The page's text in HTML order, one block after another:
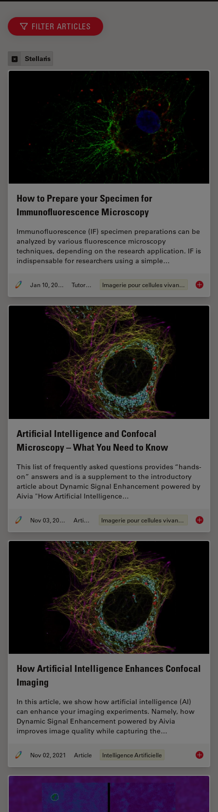
FILTER ARTICLES
Stellaris
How to Prepare your Specimen for
Immunofluorescence Microscopy
Immunofluorescence (IF) specimen preparations can be
analyzed by various fluorescence microscopy
techniques, depending on the research application. IF is
indispensable for researchers using a simple…
Jan 10, 2022 Tutoriel Imagerie pour cellules vivantes How to
Artificial Intelligence and Confocal
Microscopy – What You Need to Know
This list of frequently asked questions provides “hands-
on” answers and is a supplement to the introductory
article about Dynamic Signal Enhancement powered by
Aivia "How Artificial Intelligence…
Nov 03, 2021 Article Imagerie pour cellules vivantes
How Artificial Intelligence Enhances Confocal
Imaging
In this article, we show how artificial intelligence (AI)
can enhance your imaging experiments. Namely, how
Dynamic Signal Enhancement powered by Aivia
improves image quality while capturing the…
Nov 02, 2021 Article Intelligence Artificielle How